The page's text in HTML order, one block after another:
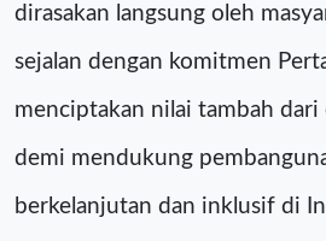
dirasakan langsung oleh
sejalan dengan komitmen
menciptakan nilai tambah dari
demi mendukung
berkelanjutan dan inklusif di